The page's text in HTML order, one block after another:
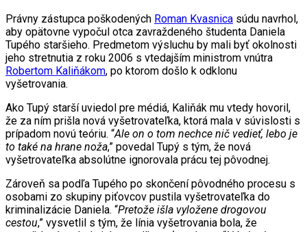
Právny zástupca poškodených Roman Kvasnica súdu navrhol,
aby opätovne vypočul otca zavraždeného študenta Daniela
Tupého staršieho. Predmetom výsluchu by mali byť okolnosti
jeho stretnutia z roku 2006 s vtedajším ministrom vnútra
Robertom Kaliňákom, po ktorom došlo k odklonu
vyšetrovania.
Ako Tupý starší uviedol pre médiá, Kaliňák mu vtedy hovoril,
že za ním prišla nová vyšetrovateľka, ktorá mala v súvislosti s
prípadom novú teóriu. “Ale on o tom nechce nič vedieť, lebo je
to také na hrane noža,” povedal Tupý s tým, že nová
vyšetrovateľka absolútne ignorovala prácu tej pôvodnej.
Zároveň sa podľa Tupého po skončení pôvodného procesu s
osobami zo skupiny piťovcov pustila vyšetrovateľka do
kriminalizácie Daniela. “Pretože išla vyložene drogovou
cestou,” vysvetlil s tým, že línia vyšetrovania bola, že